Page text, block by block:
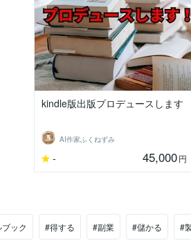
kindle版出版プロデュースします
AI作家ふくねずみ
- 45,000円
ック #得する #副業 #儲かる #